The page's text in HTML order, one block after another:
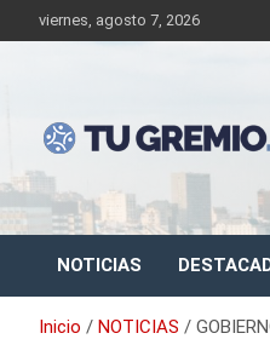
al
viernes, agosto 7, 2026
Tu Gremio
Sitio de noticias gremiales –
NOTICIAS
Inicio NOTICIAS